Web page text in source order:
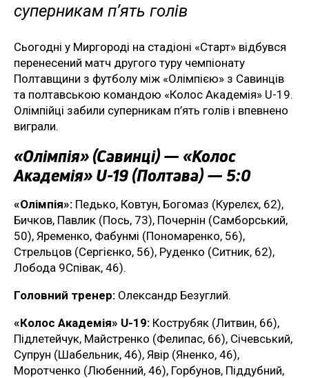
суперникам п’ять голів
Сьогодні у Миргороді на стадіоні «Старт» відбувся
перенесений матч другого туру чемпіонату
Полтавщини з футболу між «Олімпією» з Савинців
та полтавською командою «Колос Академія» U-19.
Олімпійці забили суперникам п’ять голів і впевнено
виграли.
«Олімпія» (Савинці) — «Колос
Академія» U-19 (Полтава) — 5:0
«Олімпія»: Педько, Ковтун, Богомаз (Курелєх, 62),
Бичков, Павлик (Пось, 73), Почернін (Самборський,
50), Яременко, Фабунмі (Пономаренко, 56),
Стрельцов (Сергієнко, 56), Руденко (Ситник, 62),
Лобода 9Співак, 46).
Головний тренер: Олександр Безуглий.
«Колос Академія» U-19: Кострубяк (Литвин, 66),
Підлетейчук, Майстренко (Фелипас, 66), Січевський,
Супрун (Шабельник, 46), Явір (Яненко, 46),
Моротченко (Любенний, 46), Горбунов, Піддубний,